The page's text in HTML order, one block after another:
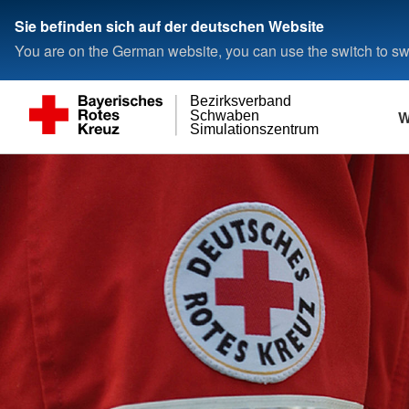
Sie befinden sich auf der deutschen Website
You are on the German website, you can use the switch to
Simulationszentrum
Schwaben
Bezirksverband